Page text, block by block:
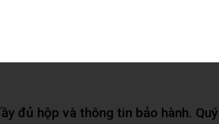
đủ hộp và thông tin bảo hành.